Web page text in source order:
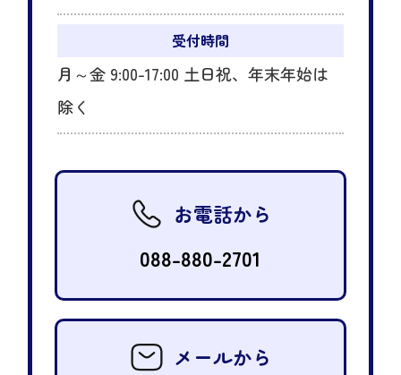
受付時間
月～金 9:00-17:00 土日祝、年末年始は
除く
お電話から
088-880-2701
メールから